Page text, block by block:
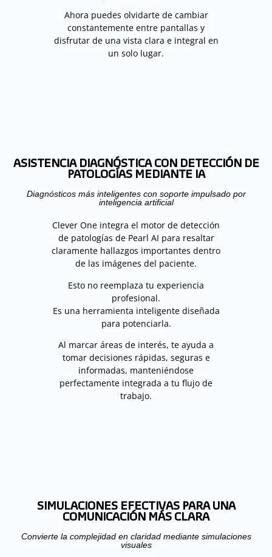
Ahora puedes olvidarte de cambiar
constantemente entre pantallas y
disfrutar de una vista clara e integral en
un solo lugar.
ASISTENCIA DIAGNÓSTICA CON DETECCIÓN DE
PATOLOGÍAS MEDIANTE IA
Diagnósticos más inteligentes con soporte impulsado por
inteligencia artificial
Clever One integra el motor de detección
de patologías de Pearl AI para resaltar
claramente hallazgos importantes dentro
de las imágenes del paciente.
Esto no reemplaza tu experiencia
profesional.
Es una herramienta inteligente diseñada
para potenciarla.
Al marcar áreas de interés, te ayuda a
tomar decisiones rápidas, seguras e
informadas, manteniéndose
perfectamente integrada a tu flujo de
trabajo.
SIMULACIONES EFECTIVAS PARA UNA
COMUNICACIÓN MÁS CLARA
Convierte la complejidad en claridad mediante simulaciones
visuales